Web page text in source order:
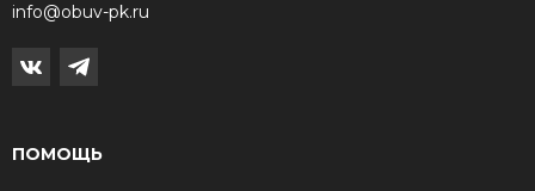
info@obuv-pk.ru
ПОМОЩЬ